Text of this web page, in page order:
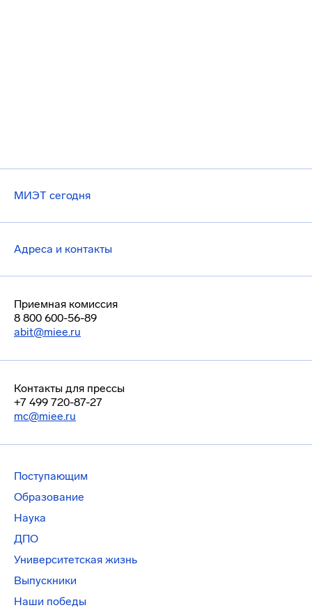
МИЭТ сегодня
Адреса и контакты
Приемная комиссия
8 800 600-56-89
abit@miee.ru
Контакты для прессы
+7 499 720-87-27
mc@miee.ru
Поступающим
Образование
Наука
ДПО
Университетская жизнь
Выпускники
Наши победы